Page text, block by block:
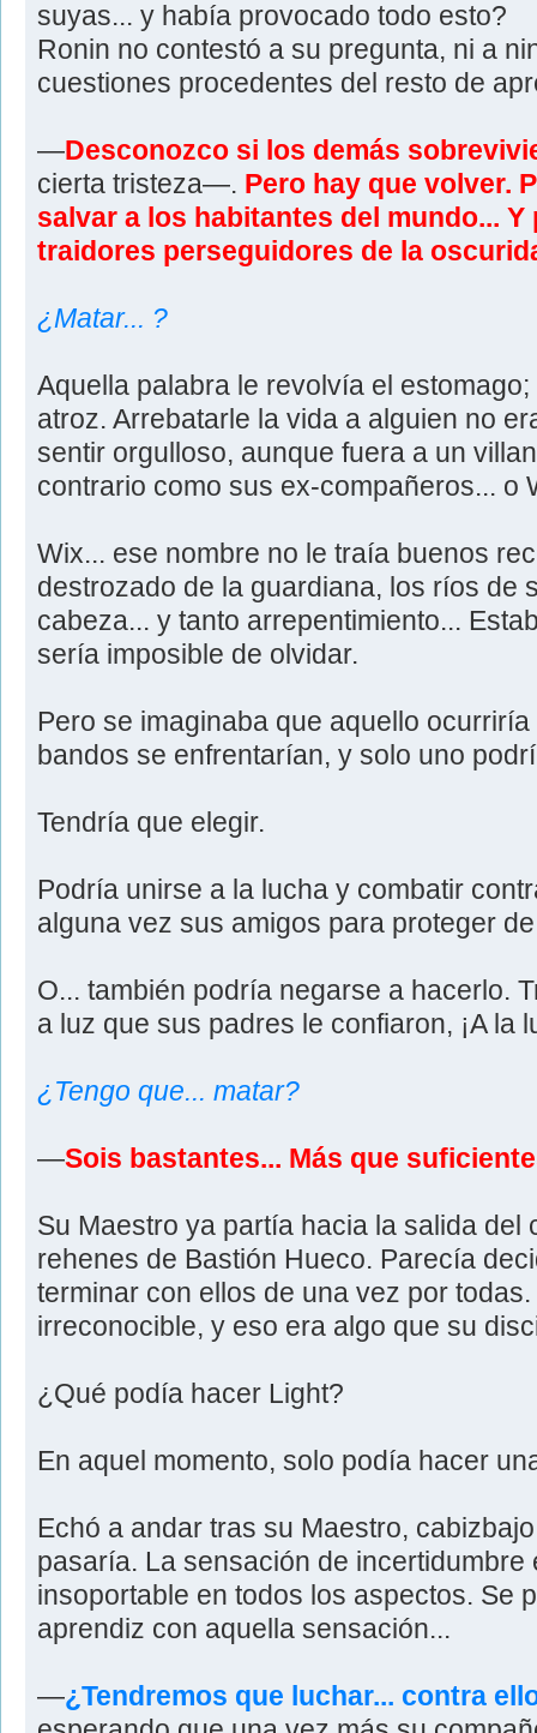
suyas... y había provocado todo esto?
Ronin no contestó a su pregunta, ni a
cuestiones procedentes del resto de
—Desconozco si los demás
cierta tristeza—. Pero hay que volver.
salvar a los habitantes del mundo... Y
traidores perseguidores de la
¿Matar... ?
Aquella palabra le revolvía el
atroz. Arrebatarle la vida a alguien no
sentir orgulloso, aunque fuera a un
contrario como sus ex-compañeros... o
Wix... ese nombre no le traía buenos
destrozado de la guardiana, los ríos de
cabeza... y tanto arrepentimiento...
sería imposible de olvidar.
Pero se imaginaba que aquello
bandos se enfrentarían, y solo uno
Tendría que elegir.
Podría unirse a la lucha y combatir
alguna vez sus amigos para proteger
O... también podría negarse a hacerlo.
a luz que sus padres le confiaron, ¡A la
¿Tengo que... matar?
—Sois bastantes... Más que
Su Maestro ya partía hacia la salida del
rehenes de Bastión Hueco. Parecía
terminar con ellos de una vez por
irreconocible, y eso era algo que su
¿Qué podía hacer Light?
En aquel momento, solo podía hacer
Echó a andar tras su Maestro,
pasaría. La sensación de incertidumbre
insoportable en todos los aspectos. Se
aprendiz con aquella sensación...
—¿Tendremos que luchar... contra